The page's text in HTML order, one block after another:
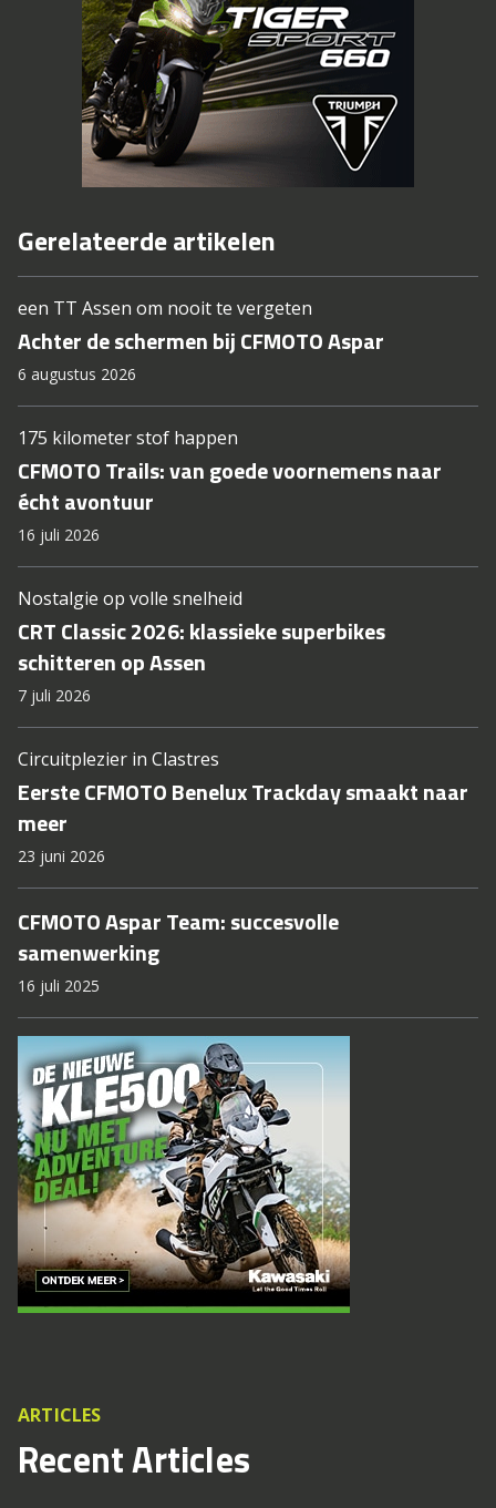
Gerelateerde artikelen
een TT Assen om nooit te vergeten
Achter de schermen bij CFMOTO Aspar
6 augustus 2026
175 kilometer stof happen
CFMOTO Trails: van goede voornemens naar
écht avontuur
16 juli 2026
Nostalgie op volle snelheid
CRT Classic 2026: klassieke superbikes
schitteren op Assen
7 juli 2026
Circuitplezier in Clastres
Eerste CFMOTO Benelux Trackday smaakt naar
meer
23 juni 2026
CFMOTO Aspar Team: succesvolle
samenwerking
16 juli 2025
ARTICLES
Recent Articles